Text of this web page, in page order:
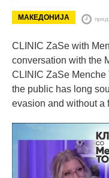
МАКЕДОНИЈА
CLINIC ZaSe with
conversation with the
CLINIC ZaSe Menche
the public has long
evasion and without a